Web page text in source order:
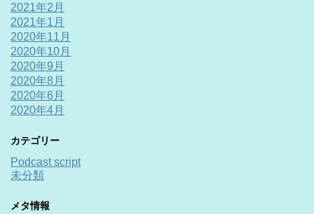
2021年2月
2021年1月
2020年11月
2020年10月
2020年9月
2020年8月
2020年6月
2020年4月
カテゴリー
Podcast script
未分類
メタ情報